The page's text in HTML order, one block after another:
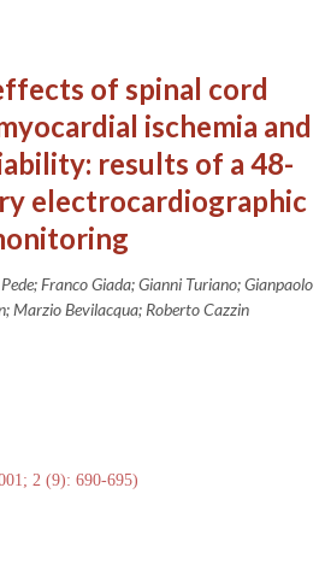
of spinal cord
ischemia and
results of a 48-
electrocardiographic
Franco Giada; Gianni Turiano; Gianpaolo
Marzio Bevilacqua; Roberto Cazzin
2 (9): 690-695)